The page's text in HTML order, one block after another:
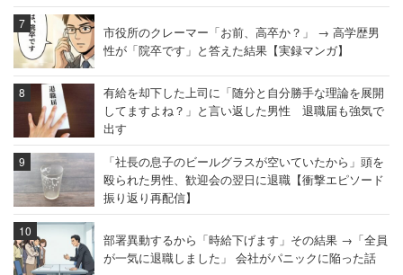
市役所のクレーマー「お前、高卒か？」 → 高学歴男
性が「院卒です」と答えた結果【実録マンガ】
有給を却下した上司に「随分と自分勝手な理論を展開
してますよね？」と言い返した男性 退職届も強気で
出す
「社長の息子のビールグラスが空いていたから」頭を
殴られた男性、歓迎会の翌日に退職【衝撃エピソード
振り返り再配信】
部署異動するから「時給下げます」その結果 →「全員
が一気に退職しました」 会社がパニックに陥った話